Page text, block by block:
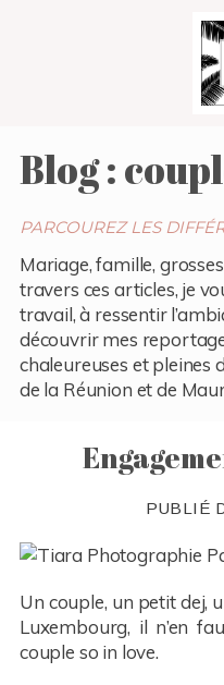
Blog :
PARCOUREZ LES
Mariage, famille,
travers ces articles, je
travail, à ressentir
découvrir mes
chaleureuses et pleines
de la Réunion et de
PUBLIÉ
Un couple, un petit dej,
Luxembourg, il n’en
couple so in love.